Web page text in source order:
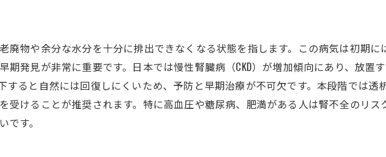
廃物や余分な水分を十分に排出できなくなる状態を指します。この病気は初期に
期発見が非常に重要です。日本では慢性腎臓病（CKD）が増加傾向にあり、放置
すると自然には回復しにくいため、予防と早期治療が不可欠です。本段階では透
受けることが推奨されます。特に高血圧や糖尿病、肥満がある人は腎不全のリス
す。